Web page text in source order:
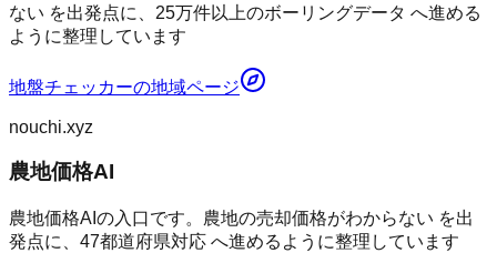
ない を出発点に、25万件以上のボーリングデータ へ進める
ように整理しています
地盤チェッカーの地域ページ
nouchi.xyz
農地価格AI
農地価格AIの入口です。農地の売却価格がわからない を出
発点に、47都道府県対応 へ進めるように整理しています